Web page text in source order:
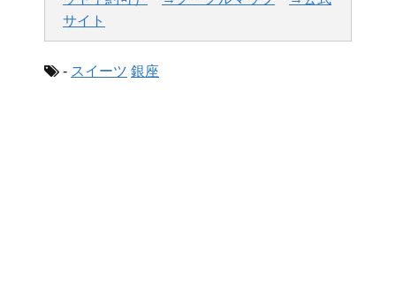
サイト
- スイーツ 銀座